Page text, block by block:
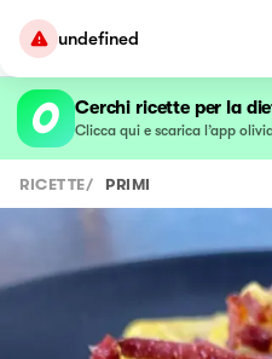
undefined
Cerchi ricette per la
Clicca qui e scarica l’app
RICETTE/ PRIMI